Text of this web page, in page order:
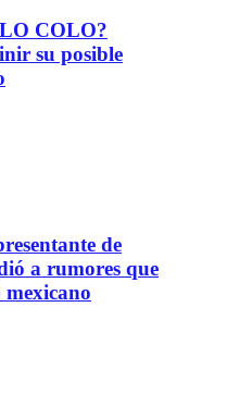
COLO?
su posible
de
a rumores que